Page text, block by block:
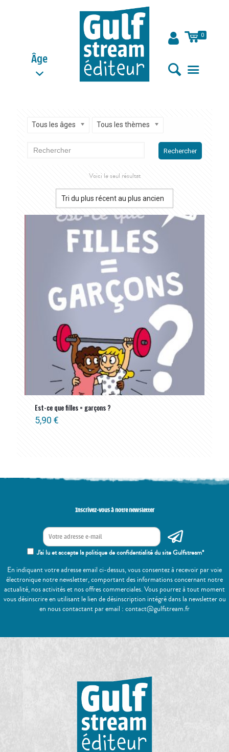
Âge
0
Tous les âges Tous les thèmes
Rechercher
Voici le seul résultat
Est-ce que filles = garçons ?
5,90 €
Inscrivez-vous à notre newsletter
J'ai lu et accepte la politique de confidentialité du site Gulfstream*
En indiquant votre adresse email ci-dessus, vous consentez à recevoir par voie
électronique notre newsletter, comportant des informations concernant notre
actualité, nos activités et nos offres commerciales. Vous pourrez à tout moment
vous désinscrire en utilisant le lien de désinscription intégré dans la newsletter ou
en nous contactant par email : contact@gulfstream.fr